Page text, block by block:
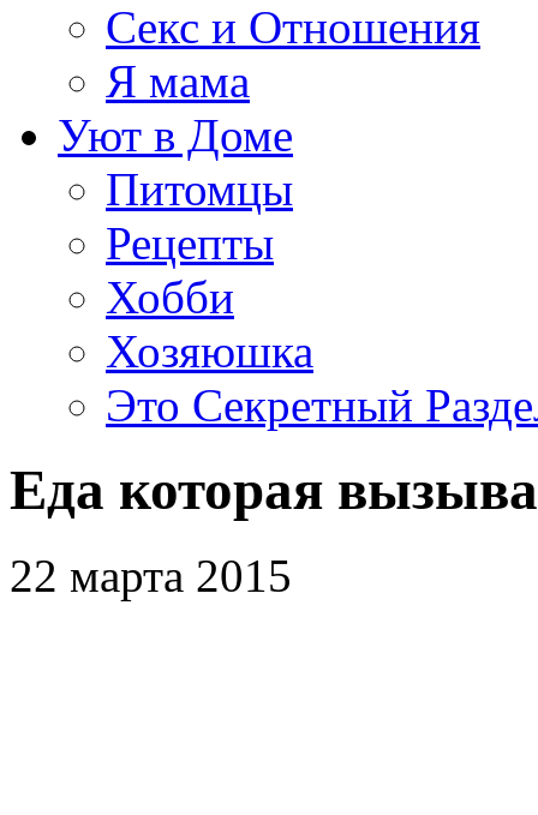
Секс и Отношения
Я мама
Уют в Доме
Питомцы
Рецепты
Хобби
Хозяюшка
Это Секретный
Еда которая
22 марта 2015